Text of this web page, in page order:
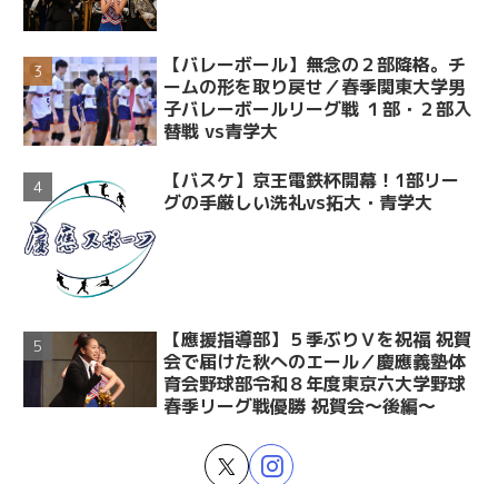
【バレーボール】無念の２部降格。チ
ームの形を取り戻せ／春季関東大学男
子バレーボールリーグ戦 １部・２部入
替戦 vs青学大
【バスケ】京王電鉄杯開幕！1部リー
グの手厳しい洗礼vs拓大・青学大
【應援指導部】５季ぶりＶを祝福 祝賀
会で届けた秋へのエール／慶應義塾体
育会野球部令和８年度東京六大学野球
春季リーグ戦優勝 祝賀会～後編～